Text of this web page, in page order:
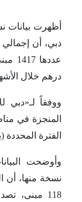
أظهرت بيانات
دبي، أن إجمالي
درهم خلال
ووفقاً لـ«دبي
المنجزة في
الفترة المحددة
وأوضحت
نسخة منها، أن
118 مبنى،